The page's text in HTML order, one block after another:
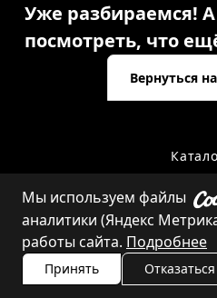
Уже разбираемся!
посмотреть, что
Вернуться
Мы используем файлы
аналитики (Яндекс
работы сайта. Подробнее
Принять Отказаться